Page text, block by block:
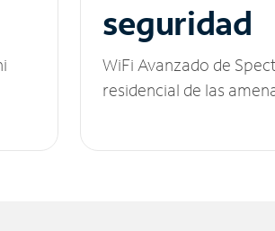
seguridad
WiFi Avanzado de
residencial de las